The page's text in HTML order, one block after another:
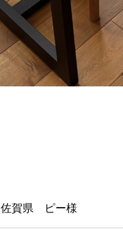
佐賀県 ピー様